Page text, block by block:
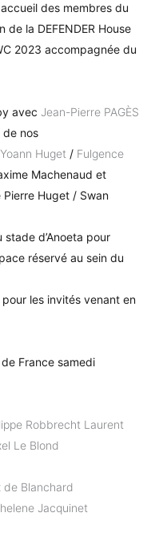
des membres du
la DEFENDER House
2023 accompagnée du
avecJean-Pierre PAGÈS
de nos
Yoann Huget / Fulgence
Machenaud et
Huget / Swan
d’Anoeta pour
réservé au sein du
les invités venant en
France samedi
Robbrecht Laurent
Le Blond
de Blanchard
Jacquinet